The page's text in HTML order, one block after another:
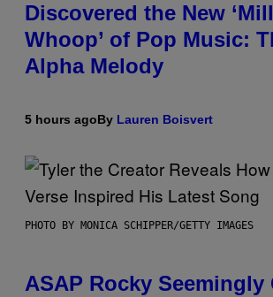
Discovered the New
Whoop’ of Pop Music:
Alpha Melody
5 hours agoBy Lauren Boisvert
PHOTO BY MONICA SCHIPPER/GETTY IMAGES
ASAP Rocky Seemingly